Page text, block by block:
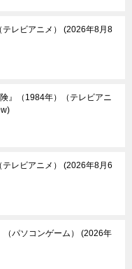
レビアニメ）
2026年8月8
』（1984年）（テレビアニ
レビアニメ）
2026年8月6
パソコンゲーム）
2026年